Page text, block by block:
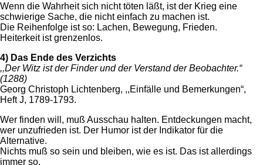
Wenn die Wahrheit sich nicht töten läßt, ist der Krieg eine
schwierige Sache, die nicht einfach zu machen ist.
Die Reihenfolge ist so: Lachen, Bewegung, Frieden.
Heiterkeit ist grenzenlos.
4) Das Ende des Verzichts
,,Der Witz ist der Finder und der Verstand der Beobachter.“
(1288)
Georg Christoph Lichtenberg, ,,Einfälle und Bemerkungen“,
Heft J, 1789-1793.
Wer finden will, muß Ausschau halten. Entdeckungen macht,
wer unzufrieden ist. Der Humor ist der Indikator für die
Alternative.
Nichts muß so sein und bleiben, wie es ist. Das ist allerdings
immer so.